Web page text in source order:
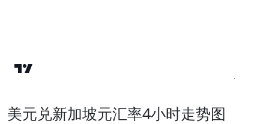
美元兑新加坡元汇率4小时走势图